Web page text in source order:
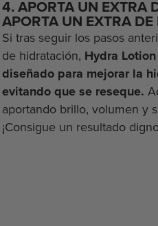
4. APORTA UN EXTRA
APORTA UN EXTRA
Si tras seguir los pasos
de hidratación, Hydra Lotion
diseñado para mejorar la
evitando que se reseque.
aportando brillo, volumen y
¡Consigue un resultado